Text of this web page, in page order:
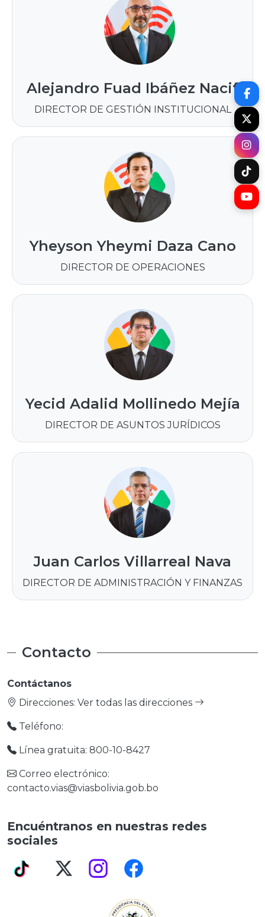
Alejandro Fuad Ibáñez Nacif
DIRECTOR DE GESTIÓN INSTITUCIONAL
Yheyson Yheymi Daza Cano
DIRECTOR DE OPERACIONES
Yecid Adalid Mollinedo Mejía
DIRECTOR DE ASUNTOS JURÍDICOS
Juan Carlos Villarreal Nava
DIRECTOR DE ADMINISTRACIÓN Y FINANZAS
Contacto
Contáctanos
Direcciones: Ver todas las direcciones
Teléfono:
Línea gratuita: 800-10-8427
Correo electrónico:
contacto.vias@viasbolivia.gob.bo
Encuéntranos en nuestras redes
sociales